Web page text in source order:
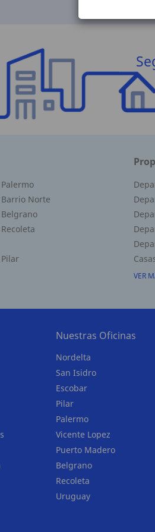
M2
109.50 M2
Norte
VER
Nuestras Oficinas
Nordelta
San Isidro
Escobar
Pilar
Palermo
Vicente Lopez
Puerto Madero
Belgrano
Recoleta
Uruguay